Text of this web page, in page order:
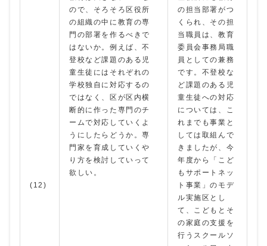
(12)
ので、そろそろ区役所
の組織の中に教育の専
門の部署を作るべきで
はないか。例えば、不
登校など課題のある児
童生徒にはそれぞれの
学校独自に対応するの
ではなく、区が区内横
断的に作った専門のチ
ームで対応していくよ
うにしたらどうか。専
門家を育成していくや
り方を検討していって
欲しい。
の担当部署がつ
くられ、その担
当職員は、教育
委員会事務局職
員としての兼務
です。不登校な
ど課題のある児
童生徒への対応
については、こ
れまでも事業と
しては取組んで
きましたが、今
年度から「こど
もサポートネッ
ト事業」のモデ
ル実施区とし
て、こどもとそ
の家庭の支援を
行うスクールソ